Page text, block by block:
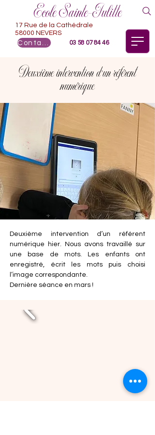
Ecole Sainte-Julitte
03 58 07 84 46
17 Rue de la Cathédrale
58000 NEVERS
Deuxième intervention d’un référent
numérique
Deuxième intervention d’un référent
numérique hier. Nous avons travaillé sur
une base de mots. Les enfants ont
enregistré, écrit les mots puis choisi
l’image correspondante.
Dernière séance en mars !